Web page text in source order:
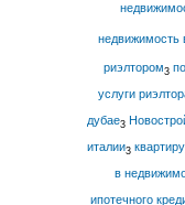
недвижимость
риэлтором3
услуги
дубае3
италии3 квартиру
в
ипотечного